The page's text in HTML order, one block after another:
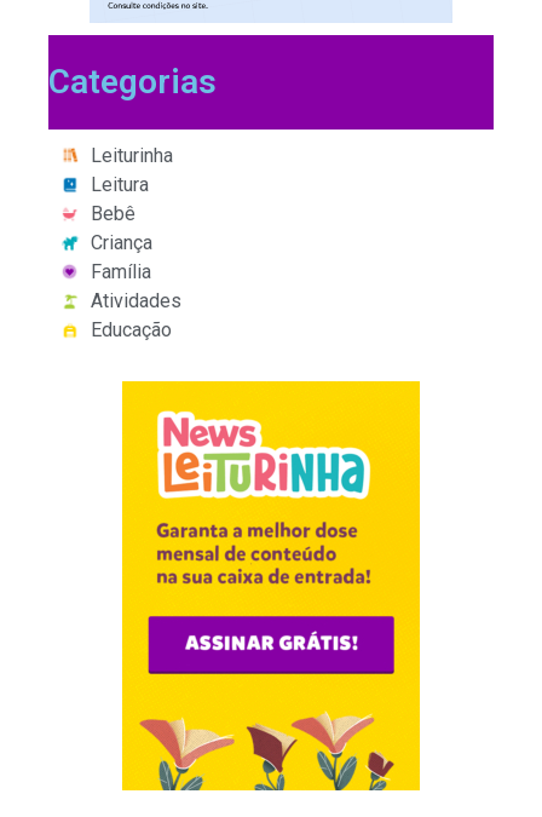
Categorias
Leiturinha
Leitura
Bebê
Criança
Família
Atividades
Educação